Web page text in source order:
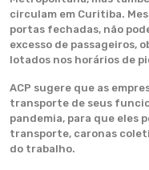
circulam em Curitiba.
portas fechadas, não
excesso de passageiros,
lotados nos horários de
ACP sugere que as
transporte de seus
pandemia, para que eles
transporte, caronas
do trabalho.